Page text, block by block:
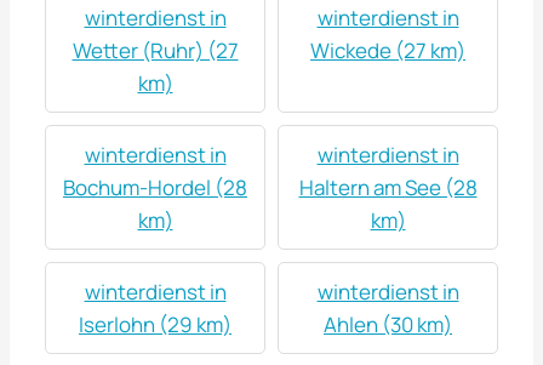
winterdienst in
Wetter (Ruhr) (27
km)
winterdienst in
Wickede (27 km)
winterdienst in
Bochum-Hordel (28
km)
winterdienst in
Haltern am See (28
km)
winterdienst in
Iserlohn (29 km)
winterdienst in
Ahlen (30 km)